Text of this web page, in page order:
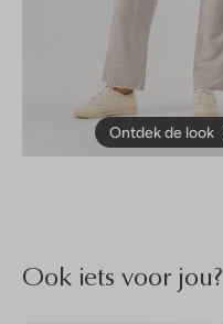
Ontdek de look
Ook iets voor jou?